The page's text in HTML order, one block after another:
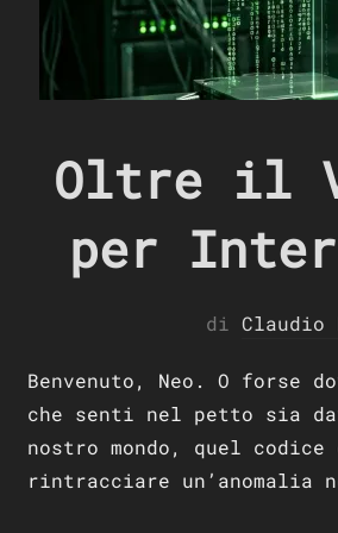
Oltre il
per
di Claudio
Benvenuto, Neo. O forse
che senti nel petto sia
nostro mondo, quel
rintracciare un’anomalia